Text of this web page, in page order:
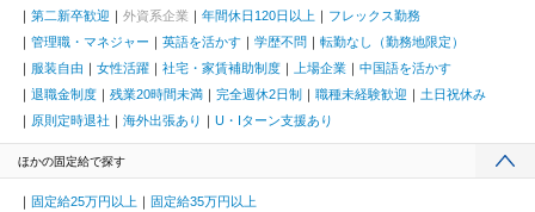
第二新卒歓迎 外資系企業 年間休日120日以上
フレックス勤務
管理職・マネジャー
英語を活かす 学歴不問
転勤なし（勤務地限定）
服装自由
女性活躍 社宅・家賃補助制度 上場企業
中国語を活かす
退職金制度
残業20時間未満 完全週休2日制 職種未経験歓迎
土日祝休み
原則定時退社
海外出張あり U・Iターン支援あり
ほかの固定給で探す
固定給25万円以上 固定給35万円以上